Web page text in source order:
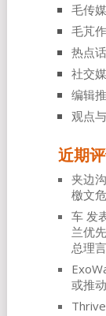
毛传
毛芃
热点
社交
编辑
观点
近期
夹边
檄文
车发
兰优
总理
或推